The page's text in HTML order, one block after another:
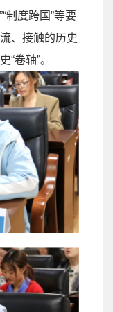
”“制度跨国”等要
、接触的历史
“卷轴”。